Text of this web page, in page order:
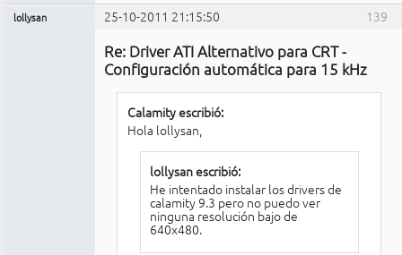
139
lollysan 25-10-2011 21:15:50
Re: Driver ATI Alternativo para CRT -
Configuración automática para 15 kHz
Calamity escribió:
Hola lollysan,
lollysan escribió:
He intentado instalar los drivers de
calamity 9.3 pero no puedo ver
ninguna resolución bajo de
640x480.